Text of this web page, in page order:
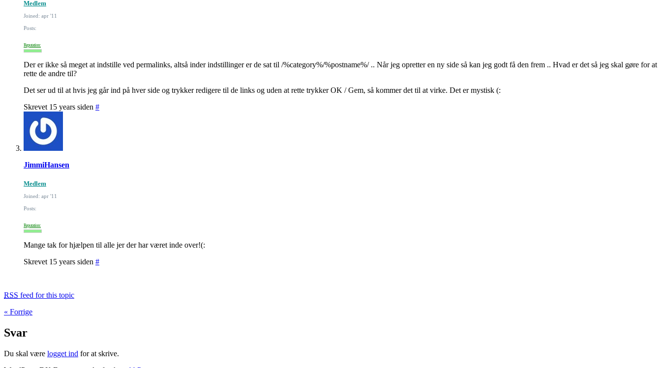
Medlem
Joined: apr '11
Posts:
Reputation:
Der er ikke så meget at indstille ved permalinks, altså inder indstillinger er de sat til /%category%/%postname%/ .. Når jeg opretter en ny side så kan jeg godt få den frem .. Hvad er det så jeg skal gøre for at
rette de andre til?
Det ser ud til at hvis jeg går ind på hver side og trykker redigere til de links og uden at rette trykker OK / Gem, så kommer det til at virke. Det er mystisk (:
Skrevet 15 years siden #
JimmiHansen
Medlem
Joined: apr '11
Posts:
Reputation:
Mange tak for hjælpen til alle jer der har været inde over!(:
Skrevet 15 years siden #
RSS feed for this topic
« Forrige
Svar
Du skal være logget ind for at skrive.